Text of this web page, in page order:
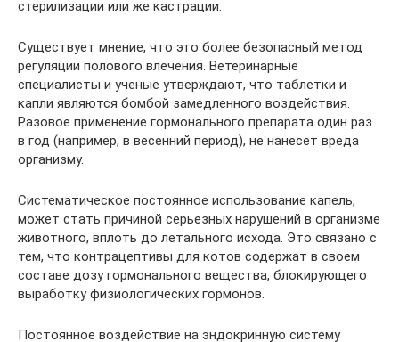
стерилизации или же кастрации.
Существует мнение, что это более безопасный метод
регуляции полового влечения. Ветеринарные
специалисты и ученые утверждают, что таблетки и
капли являются бомбой замедленного воздействия.
Разовое применение гормонального препарата один раз
в год (например, в весенний период), не нанесет вреда
организму.
Систематическое постоянное использование капель,
может стать причиной серьезных нарушений в организме
животного, вплоть до летального исхода. Это связано с
тем, что контрацептивы для котов содержат в своем
составе дозу гормонального вещества, блокирующего
выработку физиологических гормонов.
Постоянное воздействие на эндокринную систему